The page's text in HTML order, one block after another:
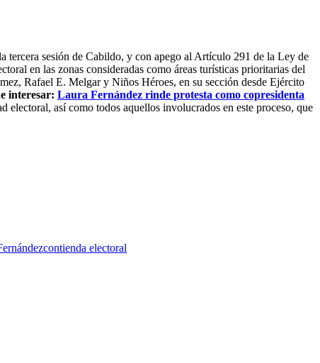
sesión de Cabildo, y con apego al Artículo 291 de la Ley de
en las zonas consideradas como áreas turísticas prioritarias del
Rafael E. Melgar y Niños Héroes, en su sección desde Ejército
interesar: Laura Fernández rinde protesta como copresidenta
así como todos aquellos involucrados en este proceso, que
contienda electoral